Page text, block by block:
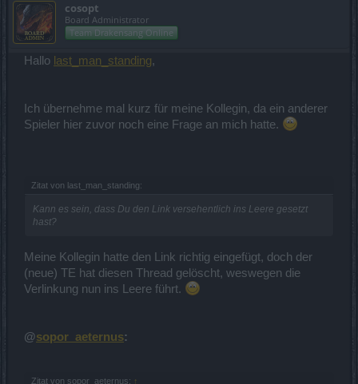
cosopt
Board Administrator
Team Drakensang Online
Hallo last_man_standing,
Ich übernehme mal kurz für meine Kollegin, da ein anderer
Spieler hier zuvor noch eine Frage an mich hatte.
Zitat von last_man_standing:
Kann es sein, dass Du den Link versehentlich ins Leere gesetzt
hast?
Meine Kollegin hatte den Link richtig eingefügt, doch der
(neue) TE hat diesen Thread gelöscht, weswegen die
Verlinkung nun ins Leere führt.
@sopor_aeternus:
Zitat von sopor_aeternus: ↑